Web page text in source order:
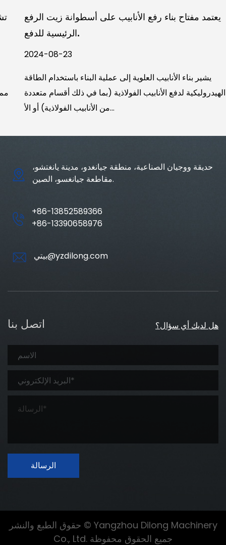
يعتمد مفتاح بناء رفع الأنابيب على أسطوانة زيت الرفع
الرئيسية للدفع.
2024-08-23
يشير بناء الأنابيب العلوية إلى عملية البناء باستخدام الطاقة
الهيدروليكية لدفع الأنابيب الفولاذية (بما في ذلك أقسام متعددة
من الأنابيب الفولاذية) أو الأ...
حديقة ووجيان الصناعية، منطقة جيانغدو، مدينة يانغتشو،
مقاطعة جيانغسو، الصين.
+86-13852589366
+86-13390658976
بيتي@yzdilong.com
اتصل بنا هل لديك أي سؤال؟
الرسالة
حقوق الطبع والنشر © Yangzhou Dilong Machinery
Co., Ltd. جميع الحقوق محفوظة